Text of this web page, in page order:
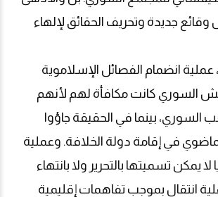
جديدة وتحريف الحقائق لإلهاء
انضمام الفصائل الإسلاموية
السوري كانت مكافأة لهم لأنهم
السوري، بينما في الحقيقة جاؤوا
في إقامة دولة الخلافة. وعملية
يمكن تسميتها بالتحرير ولا بانتهاء
انتقال بموجب تفاهمات إقليمية